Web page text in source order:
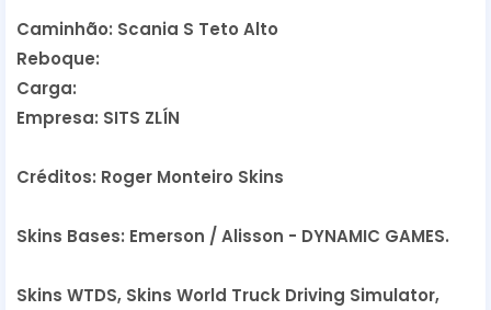
Caminhão: Scania S Teto Alto
Reboque:
Carga:
Empresa: SITS ZLÍN
Créditos: Roger Monteiro Skins
Skins Bases: Emerson / Alisson - DYNAMIC GAMES.
Skins WTDS, Skins World Truck Driving Simulator,